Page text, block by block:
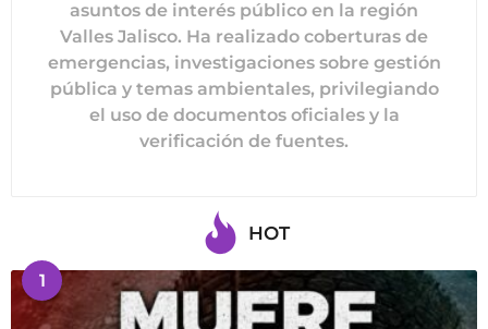
asuntos de interés público en la región
Valles Jalisco. Ha realizado coberturas de
emergencias, investigaciones sobre gestión
pública y temas ambientales, privilegiando
el uso de documentos oficiales y la
verificación de fuentes.
HOT
1